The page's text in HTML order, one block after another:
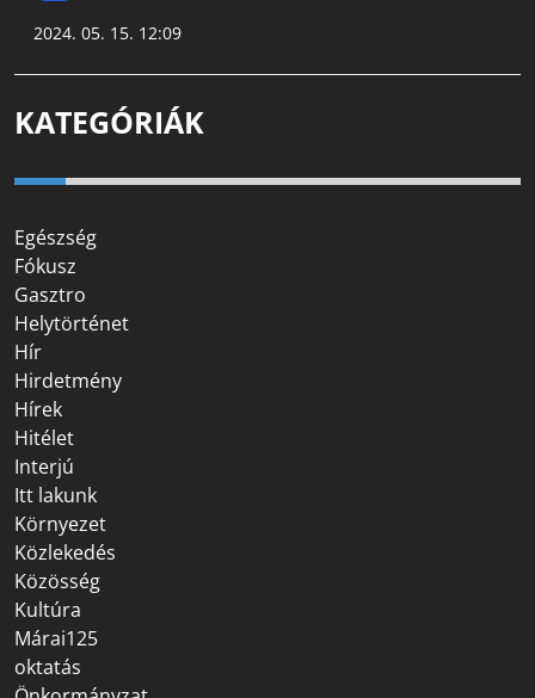
2024. 05. 15. 12:09
KATEGÓRIÁK
Egészség
Fókusz
Gasztro
Helytörténet
Hír
Hirdetmény
Hírek
Hitélet
Interjú
Itt lakunk
Környezet
Közlekedés
Közösség
Kultúra
Márai125
oktatás